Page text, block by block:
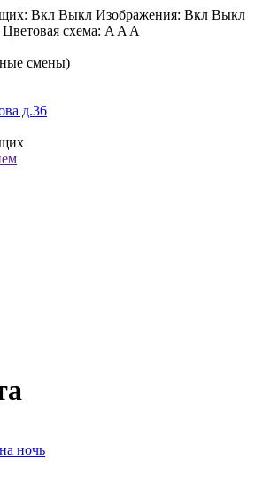
Вкл Выкл Изображения: Вкл Выкл
Цветовая схема: A A A
смены)
д.36
ночь